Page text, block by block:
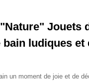
Jouets
bain ludiques et
un moment de joie et de